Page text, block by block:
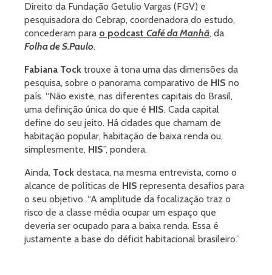
Direito da Fundação Getulio Vargas (FGV) e
pesquisadora do Cebrap, coordenadora do estudo,
concederam para o podcast Café da Manhã, da
Folha de S.Paulo.
Fabiana Tock trouxe à tona uma das dimensões da
pesquisa, sobre o panorama comparativo de HIS no
país. “Não existe, nas diferentes capitais do Brasil,
uma definição única do que é HIS. Cada capital
define do seu jeito. Há cidades que chamam de
habitação popular, habitação de baixa renda ou,
simplesmente, HIS”, pondera.
Ainda, Tock destaca, na mesma entrevista, como o
alcance de políticas de HIS representa desafios para
o seu objetivo. “A amplitude da focalização traz o
risco de a classe média ocupar um espaço que
deveria ser ocupado para a baixa renda. Essa é
justamente a base do déficit habitacional brasileiro.”